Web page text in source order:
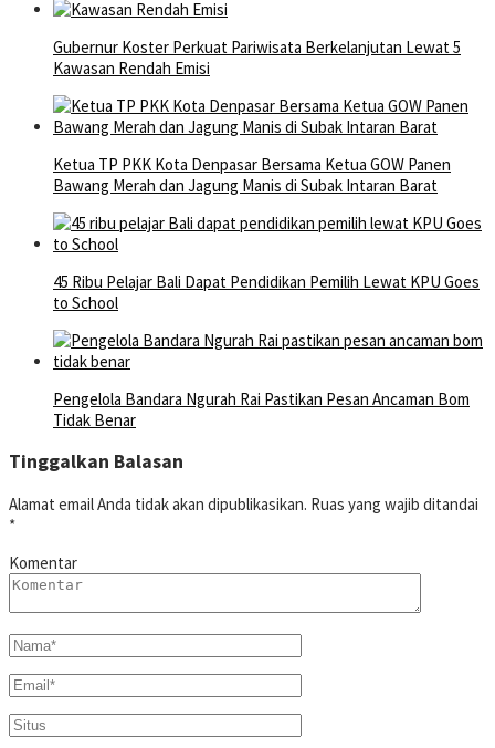
Gubernur Koster Perkuat Pariwisata Berkelanjutan Lewat 5
Kawasan Rendah Emisi
Ketua TP PKK Kota Denpasar Bersama Ketua GOW Panen
Bawang Merah dan Jagung Manis di Subak Intaran Barat
45 Ribu Pelajar Bali Dapat Pendidikan Pemilih Lewat KPU Goes
to School
Pengelola Bandara Ngurah Rai Pastikan Pesan Ancaman Bom
Tidak Benar
Tinggalkan Balasan
Alamat email Anda tidak akan dipublikasikan. Ruas yang wajib ditandai
*
Komentar